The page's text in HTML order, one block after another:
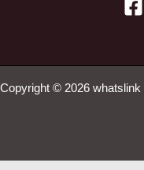
Copyright © 2026